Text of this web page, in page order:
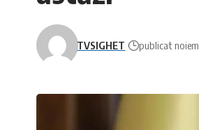
TVSIGHET publicat